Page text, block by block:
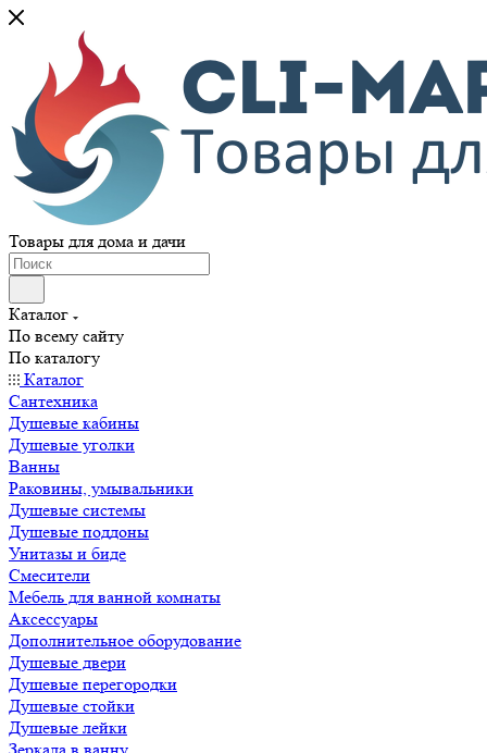
Товары для дома и дачи
Каталог
По всему сайту
По каталогу
Каталог
Сантехника
Душевые кабины
Душевые уголки
Ванны
Раковины, умывальники
Душевые системы
Душевые поддоны
Унитазы и биде
Смесители
Мебель для ванной комнаты
Аксессуары
Дополнительное оборудование
Душевые двери
Душевые перегородки
Душевые стойки
Душевые лейки